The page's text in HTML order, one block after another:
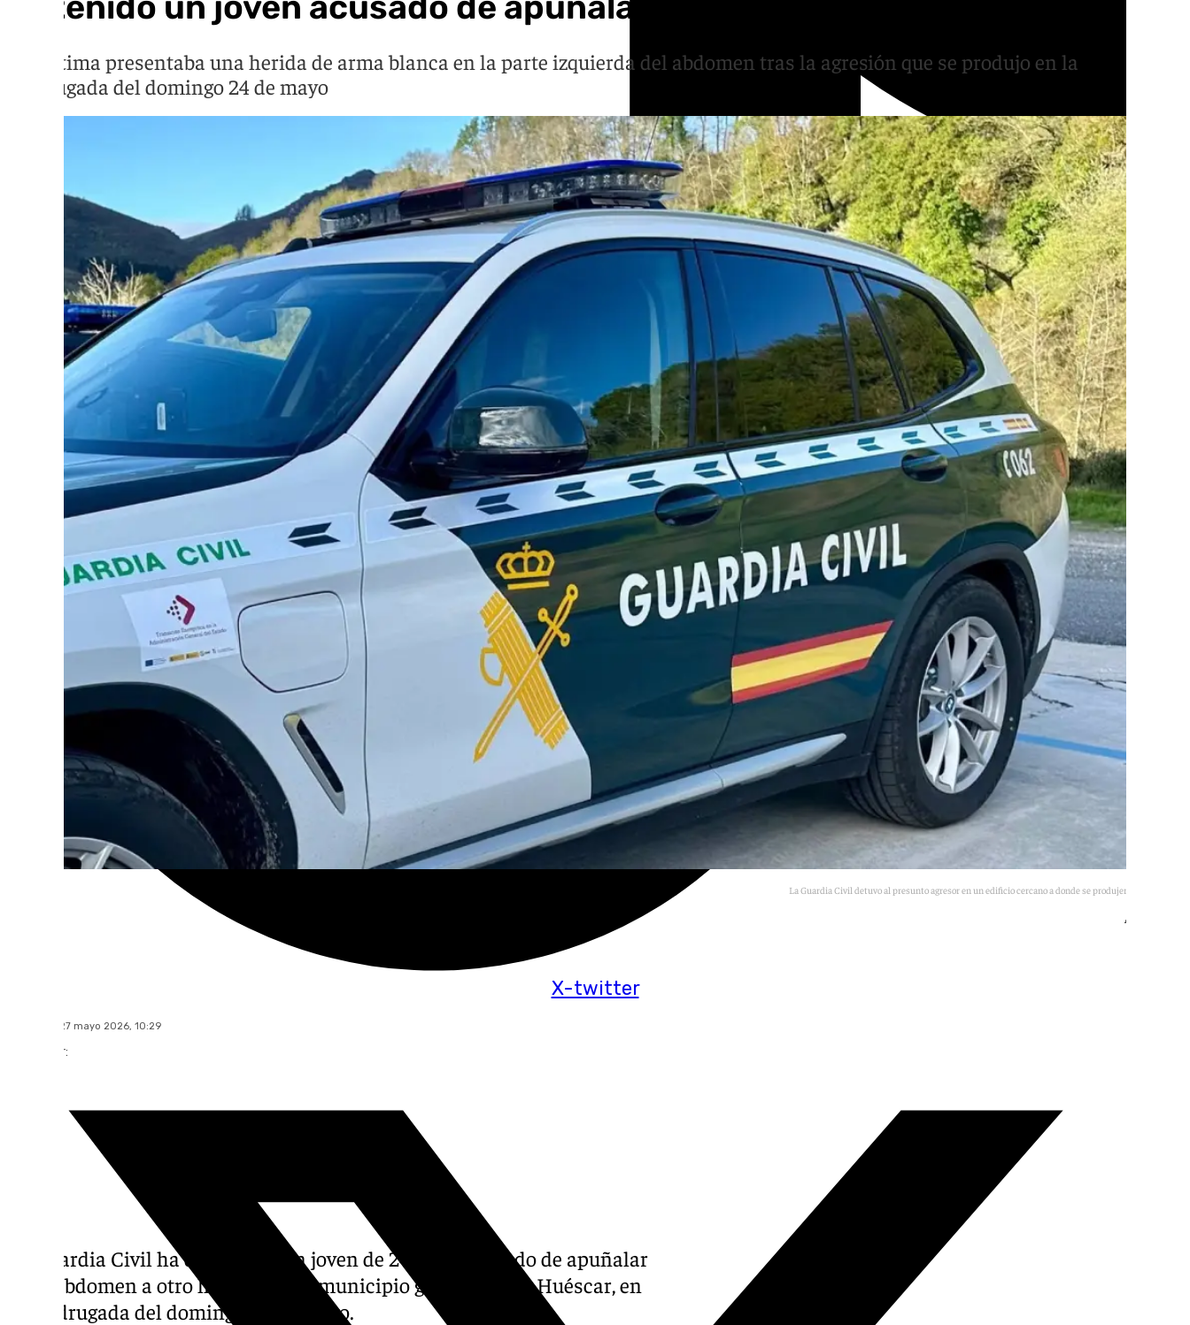
X-twitter
La víctima presentaba una herida de arma blanca en la parte izquierda del abdomen tras la agresión que se produjo en la
madrugada del domingo 24 de mayo
La Guardia Civil detuvo al presunto agresor en un edificio cercano a donde se produjeron los hechos.
Archivo 101TV
miércoles, 27 mayo 2026, 10:29
Compartir:
La Guardia Civil ha detenido a un joven de 24 años acusado de apuñalar
en el abdomen a otro hombre en el municipio granadino de Huéscar, en
la madrugada del domingo 24 de mayo.